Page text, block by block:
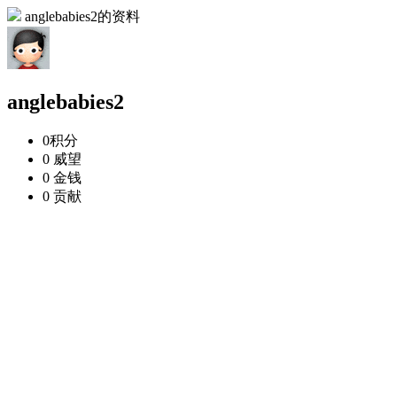
anglebabies2的资料
anglebabies2
0积分
0 威望
0 金钱
0 贡献